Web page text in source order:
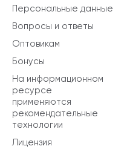
Персональные данные
Вопросы и ответы
Оптовикам
Бонусы
На информационном
ресурсе
применяются
рекомендательные
технологии
Лицензия